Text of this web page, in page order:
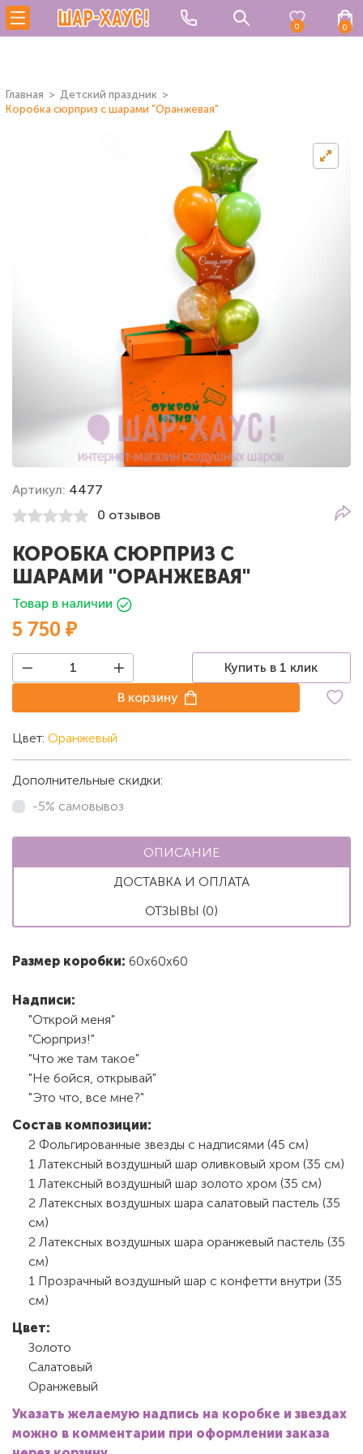
0 0
Главная
Детский праздник
Коробка сюрприз с шарами "Оранжевая"
Артикул: 4477
0 отзывов
КОРОБКА СЮРПРИЗ С
ШАРАМИ "ОРАНЖЕВАЯ"
Товар в наличии
5 750 ₽
Купить в 1 клик
В корзину
Цвет: Оранжевый
Дополнительные скидки:
-5% самовывоз
ОПИСАНИЕ
ДОСТАВКА И ОПЛАТА
ОТЗЫВЫ (0)
Размер коробки: 60х60х60
Надписи:
"Открой меня"
"Сюрприз!"
"Что же там такое"
"Не бойся, открывай"
"Это что, все мне?"
Состав композиции:
2 Фольгированные звезды с надписями (45 см)
1 Латексный воздушный шар оливковый хром (35 см)
1 Латексный воздушный шар золото хром (35 см)
2 Латексных воздушных шара салатовый пастель (35
см)
2 Латексных воздушных шара оранжевый пастель (35
см)
1 Прозрачный воздушный шар с конфетти внутри (35
см)
Цвет:
Золото
Салатовый
Оранжевый
Указать желаемую надпись на коробке и звездах
можно в комментарии при оформлении заказа